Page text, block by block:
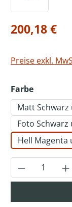
Regulärer Preis:
200,18 €
Preise exkl.
Farbe
Matt
Foto
Hell Magenta
Produkt